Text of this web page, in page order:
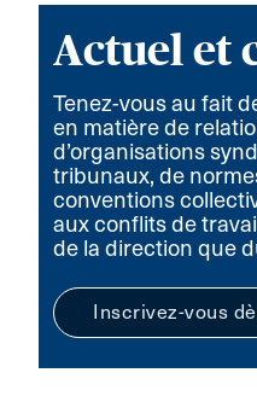
Actuel et
Tenez-vous au fait
en matière de
d’organisations
tribunaux, de
conventions
aux conflits de
de la direction que
Inscrivez-vous